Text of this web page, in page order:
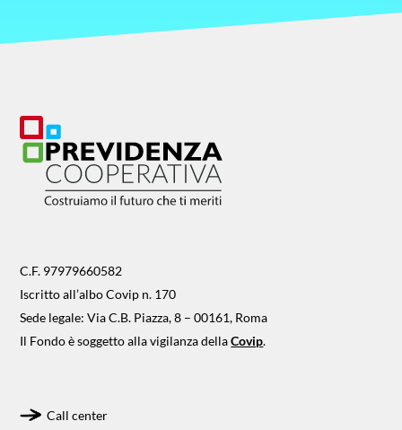
C.F. 97979660582
Iscritto all’albo Covip n. 170
Sede legale: Via C.B. Piazza, 8 – 00161, Roma
Il Fondo è soggetto alla vigilanza dellaCovip.
Call center